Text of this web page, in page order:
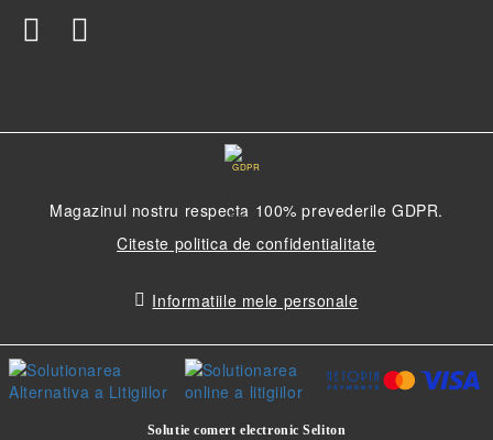
GDPR
Magazinul nostru respecta 100% prevederile GDPR.
Citeste politica de confidentialitate
Informatiile mele personale
Solutie comert electronic Seliton